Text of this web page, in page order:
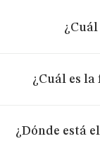
¿Cuál
¿Cuál es
¿Dónde está